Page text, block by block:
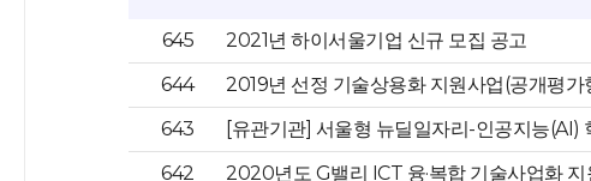
645 2021년 하이서울기업 신규 모집 공고
644
2019년 선정 기술상용화 지원사업(공개평가
643
[유관기관] 서울형 뉴딜일자리-인공지능(AI)
642
2020년도 G밸리 ICT 융·복합 기술사업화